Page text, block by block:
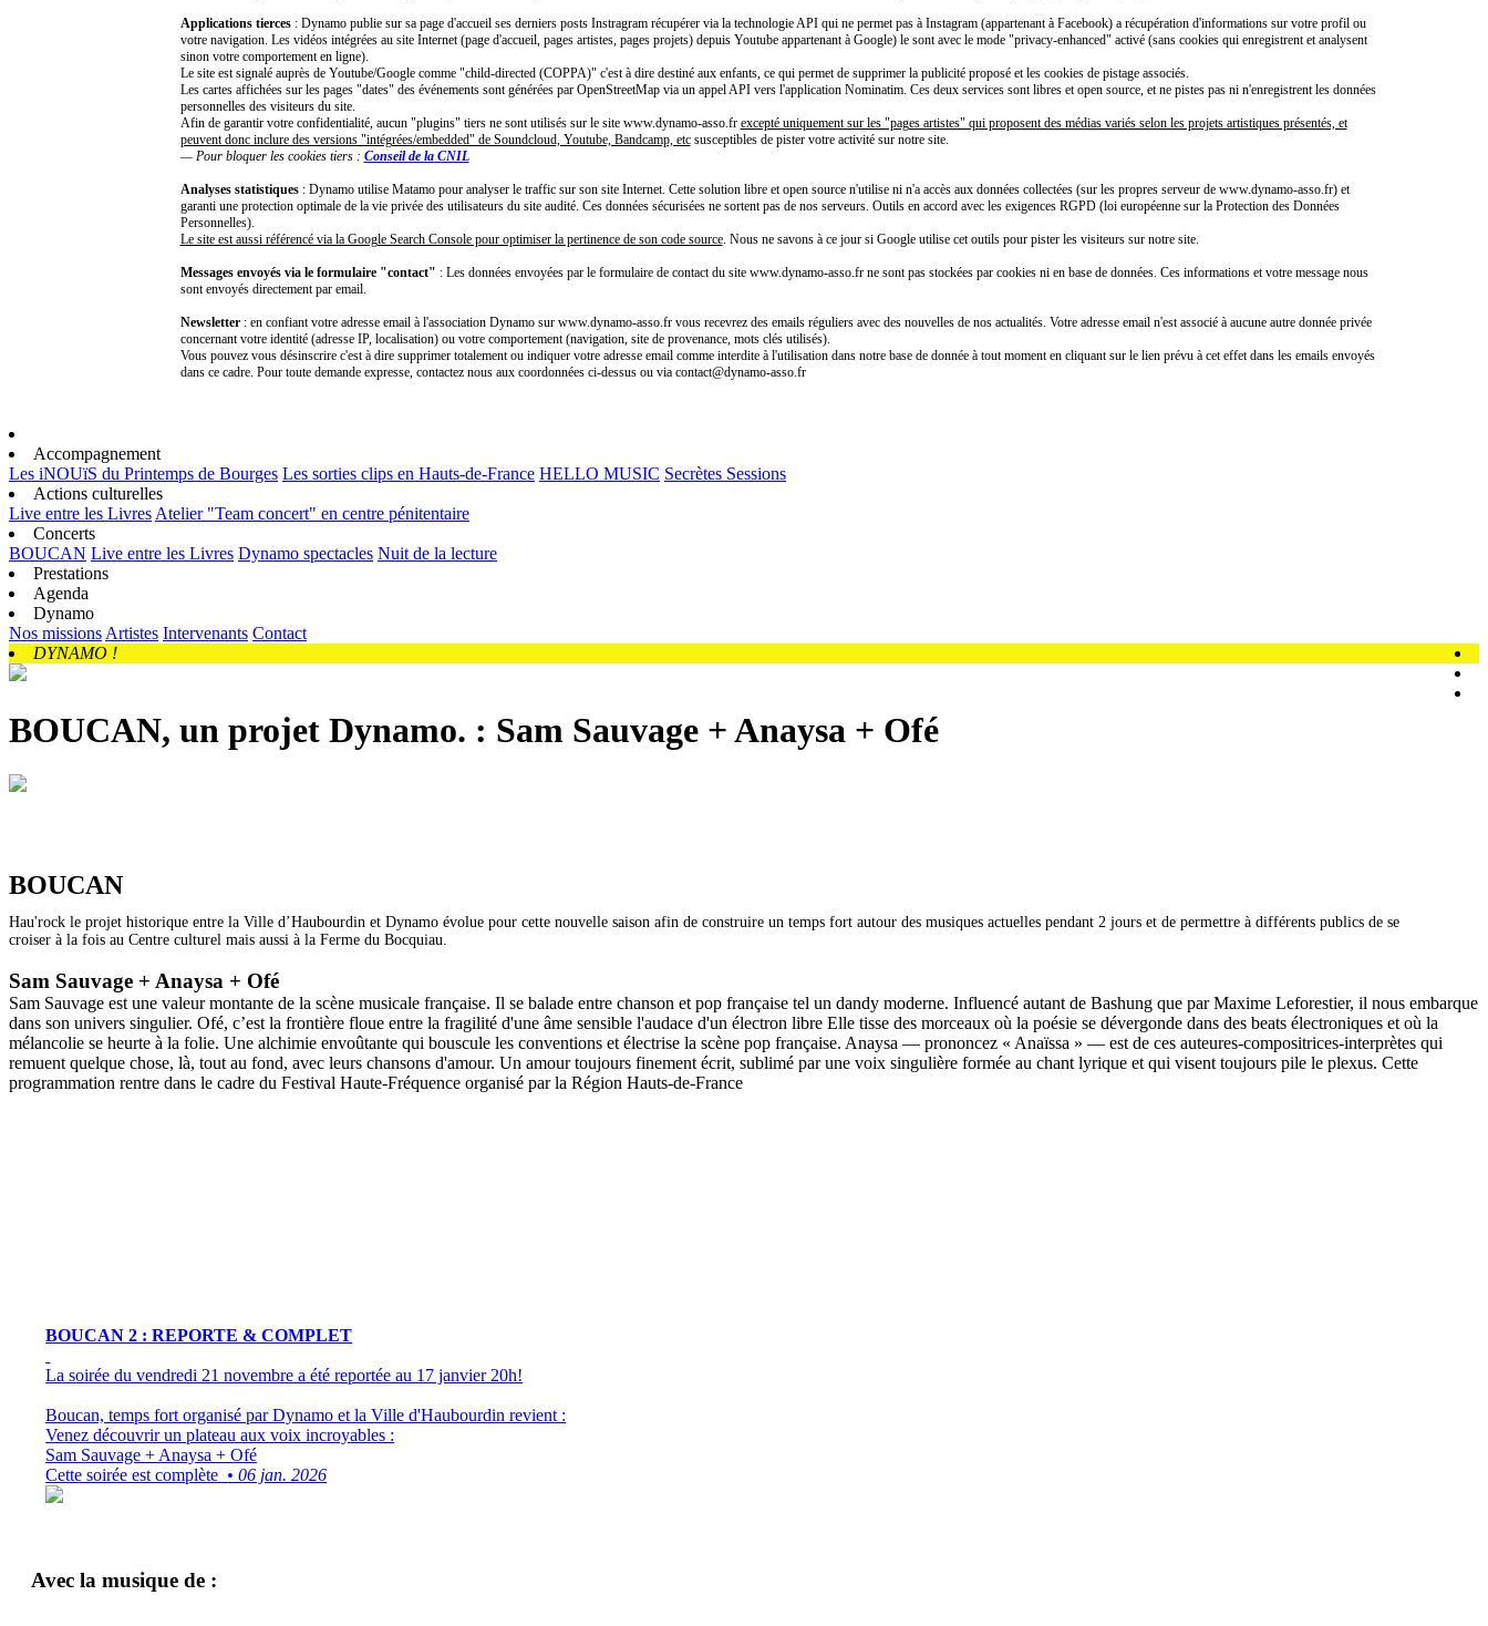
Applications tierces : Dynamo publie sur sa page d'accueil ses derniers posts Instragram récupérer via la technologie API qui ne permet pas à Instagram (appartenant à Facebook) a récupération d'informations sur votre profil ou
votre navigation. Les vidéos intégrées au site Internet (page d'accueil, pages artistes, pages projets) depuis Youtube appartenant à Google) le sont avec le mode "privacy-enhanced" activé (sans cookies qui enregistrent et analysent
sinon votre comportement en ligne).
Le site est signalé auprès de Youtube/Google comme "child-directed (COPPA)" c'est à dire destiné aux enfants, ce qui permet de supprimer la publicité proposé et les cookies de pistage associés.
Les cartes affichées sur les pages "dates" des événements sont générées par OpenStreetMap via un appel API vers l'application Nominatim. Ces deux services sont libres et open source, et ne pistes pas ni n'enregistrent les données
personnelles des visiteurs du site.
Afin de garantir votre confidentialité, aucun "plugins" tiers ne sont utilisés sur le site www.dynamo-asso.fr excepté uniquement sur les "pages artistes" qui proposent des médias variés selon les projets artistiques présentés, et
peuvent donc inclure des versions "intégrées/embedded" de Soundcloud, Youtube, Bandcamp, etcsusceptibles de pister votre activité sur notre site.
— Pour bloquer les cookies tiers : Conseil de la CNIL
Analyses statistiques : Dynamo utilise Matamo pour analyser le traffic sur son site Internet. Cette solution libre et open source n'utilise ni n'a accès aux données collectées (sur les propres serveur de www.dynamo-asso.fr) et
garanti une protection optimale de la vie privée des utilisateurs du site audité. Ces données sécurisées ne sortent pas de nos serveurs. Outils en accord avec les exigences RGPD (loi européenne sur la Protection des Données
Personnelles).
Le site est aussi référencé via la Google Search Console pour optimiser la pertinence de son code source. Nous ne savons à ce jour si Google utilise cet outils pour pister les visiteurs sur notre site.
Messages envoyés via le formulaire "contact" : Les données envoyées par le formulaire de contact du site www.dynamo-asso.fr ne sont pas stockées par cookies ni en base de données. Ces informations et votre message nous
sont envoyés directement par email.
Newsletter : en confiant votre adresse email à l'association Dynamo sur www.dynamo-asso.fr vous recevrez des emails réguliers avec des nouvelles de nos actualités. Votre adresse email n'est associé à aucune autre donnée privée
concernant votre identité (adresse IP, localisation) ou votre comportement (navigation, site de provenance, mots clés utilisés).
Vous pouvez vous désinscrire c'est à dire supprimer totalement ou indiquer votre adresse email comme interdite à l'utilisation dans notre base de donnée à tout moment en cliquant sur le lien prévu à cet effet dans les emails envoyés
dans ce cadre. Pour toute demande expresse, contactez nous aux coordonnées ci-dessus ou via contact@dynamo-asso.fr
Accompagnement
Les iNOUïS du Printemps de Bourges Les sorties clips en Hauts-de-France HELLO MUSIC Secrètes Sessions
Actions culturelles
Live entre les Livres Atelier "Team concert" en centre pénitentaire
Concerts
BOUCAN Live entre les Livres Dynamo spectacles Nuit de la lecture
Prestations
Agenda
Dynamo
Nos missions Artistes Intervenants Contact
DYNAMO !
BOUCAN, un projet Dynamo. : Sam Sauvage + Anaysa + Ofé
BOUCAN
Hau'rock le projet historique entre la Ville d’Haubourdin et Dynamo évolue pour cette nouvelle saison afin de construire un temps fort autour des musiques actuelles pendant 2 jours et de permettre à différents publics de se
croiser à la fois au Centre culturel mais aussi à la Ferme du Bocquiau.
Sam Sauvage + Anaysa + Ofé
Sam Sauvage est une valeur montante de la scène musicale française. Il se balade entre chanson et pop française tel un dandy moderne. Influencé autant de Bashung que par Maxime Leforestier, il nous embarque
dans son univers singulier. Ofé, c’est la frontière floue entre la fragilité d'une âme sensible l'audace d'un électron libre Elle tisse des morceaux où la poésie se dévergonde dans des beats électroniques et où la
mélancolie se heurte à la folie. Une alchimie envoûtante qui bouscule les conventions et électrise la scène pop française. Anaysa — prononcez « Anaïssa » — est de ces auteures-compositrices-interprètes qui
remuent quelque chose, là, tout au fond, avec leurs chansons d'amour. Un amour toujours finement écrit, sublimé par une voix singulière formée au chant lyrique et qui visent toujours pile le plexus. Cette
programmation rentre dans le cadre du Festival Haute-Fréquence organisé par la Région Hauts-de-France
BOUCAN 2 : REPORTE & COMPLET
La soirée du vendredi 21 novembre a été reportée au 17 janvier 20h!
Boucan, temps fort organisé par Dynamo et la Ville d'Haubourdin revient :
Venez découvrir un plateau aux voix incroyables :
Sam Sauvage + Anaysa + Ofé
Cette soirée est complète • 06 jan. 2026
Avec la musique de :